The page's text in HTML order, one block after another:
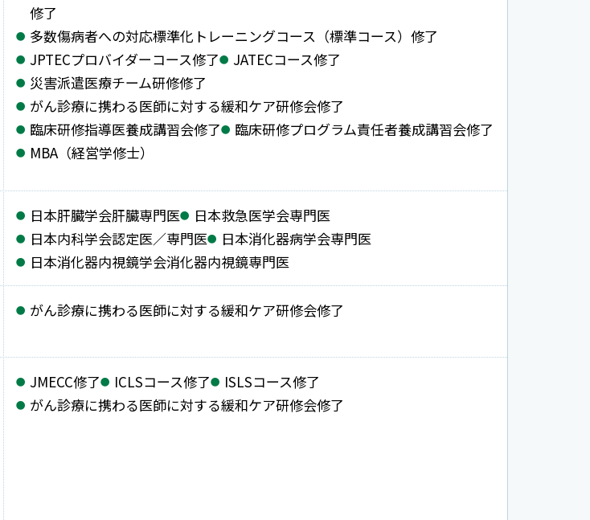
修了
多数傷病者への対応標準化トレーニングコース（標準コース）修了
JPTECプロバイダーコース修了
JATECコース修了
災害派遣医療チーム研修修了
がん診療に携わる医師に対する緩和ケア研修会修了
臨床研修指導医養成講習会修了
臨床研修プログラム責任者養成講習会修了
MBA（経営学修士）
日本肝臓学会肝臓専門医
日本救急医学会専門医
日本内科学会認定医／専門医
日本消化器病学会専門医
日本消化器内視鏡学会消化器内視鏡専門医
がん診療に携わる医師に対する緩和ケア研修会修了
JMECC修了 ICLSコース修了
ISLSコース修了
がん診療に携わる医師に対する緩和ケア研修会修了